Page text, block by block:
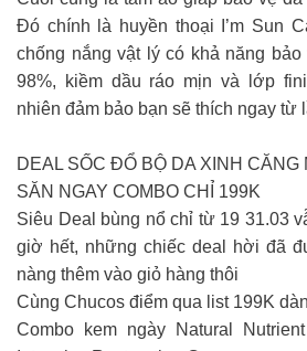
Đó chính là huyền thoại I’m Sun
chống nắng vật lý có khả năng
98%, kiềm dầu ráo mịn và lớp
nhiên đảm bảo bạn sẽ thích ngay từ
DEAL SỐC ĐỔ BỘ DA XINH CĂNG
SĂN NGAY COMBO CHỈ 199K
Siêu Deal bùng nổ chỉ từ 19 31.03
giờ hết, những chiếc deal hời đã
nàng thêm vào giỏ hàng thôi
Cùng Chucos điểm qua list 199K
Combo kem ngày Natural